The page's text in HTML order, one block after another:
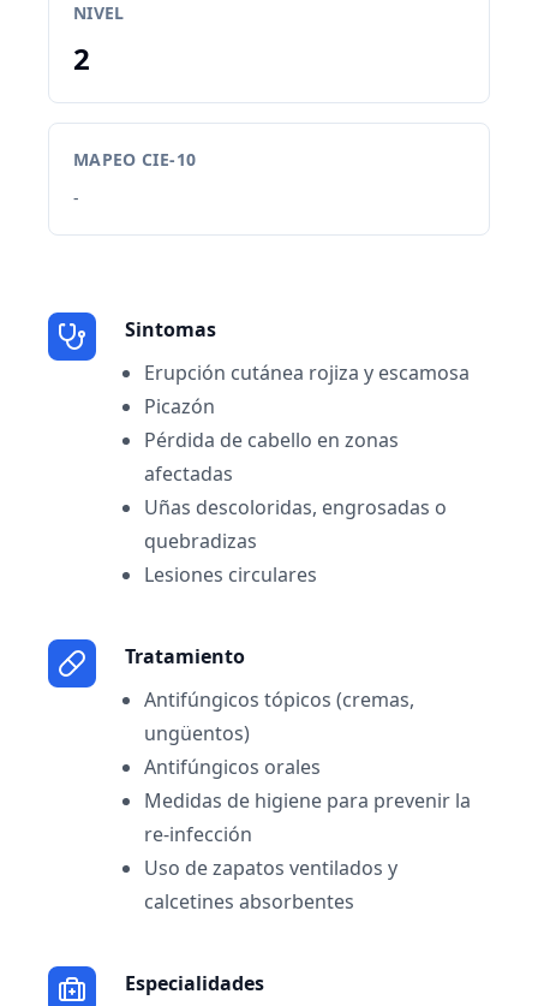
NIVEL
2
MAPEO CIE-10
-
Sintomas
Erupción cutánea rojiza y escamosa
Picazón
Pérdida de cabello en zonas
afectadas
Uñas descoloridas, engrosadas o
quebradizas
Lesiones circulares
Tratamiento
Antifúngicos tópicos (cremas,
ungüentos)
Antifúngicos orales
Medidas de higiene para prevenir la
re-infección
Uso de zapatos ventilados y
calcetines absorbentes
Especialidades